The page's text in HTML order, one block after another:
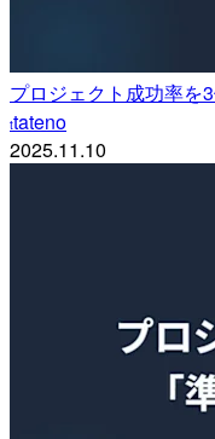
プロジェクト成功率
ttateno
2025.11.10